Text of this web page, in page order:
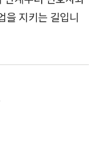
을 지키는 길입니